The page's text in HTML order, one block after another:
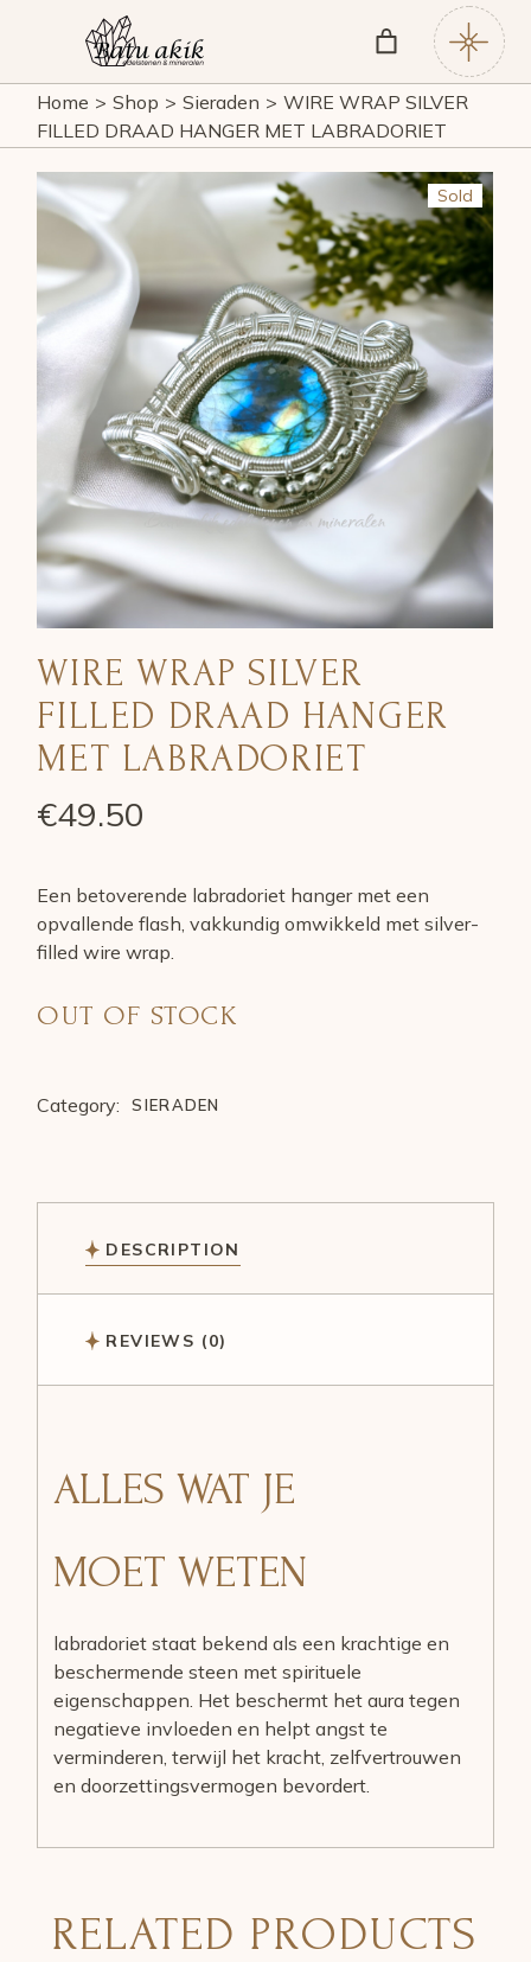
Home
Shop Sieraden
WIRE WRAP SILVER
FILLED DRAAD HANGER MET LABRADORIET
Sold
WIRE WRAP SILVER
FILLED DRAAD HANGER
MET LABRADORIET
€49.50
Een betoverende labradoriet hanger met een
opvallende flash, vakkundig omwikkeld met silver-
filled wire wrap.
OUT OF STOCK
Category: SIERADEN
DESCRIPTION
REVIEWS (0)
ALLES WAT JE
MOET WETEN
labradoriet staat bekend als een krachtige en
beschermende steen met spirituele
eigenschappen. Het beschermt het aura tegen
negatieve invloeden en helpt angst te
verminderen, terwijl het kracht, zelfvertrouwen
en doorzettingsvermogen bevordert.
RELATED PRODUCTS